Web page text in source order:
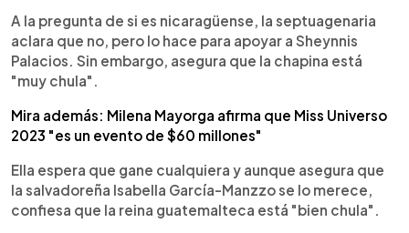
A la pregunta de si es nicaragüense, la septuagenaria
aclara que no, pero lo hace para apoyar a Sheynnis
Palacios. Sin embargo, asegura que la chapina está
"muy chula".
Mira además: Milena Mayorga afirma que Miss Universo
2023 "es un evento de $60 millones"
Ella espera que gane cualquiera y aunque asegura que
la salvadoreña Isabella García-Manzzo se lo merece,
confiesa que la reina guatemalteca está "bien chula".